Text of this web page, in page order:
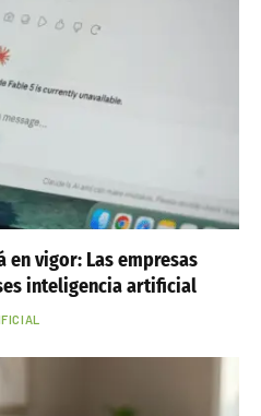
en vigor: Las empresas
inteligencia artificial